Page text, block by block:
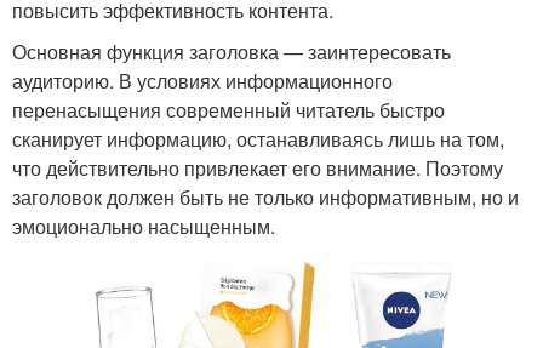
повысить эффективность контента.
Основная функция заголовка — заинтересовать
аудиторию. В условиях информационного
перенасыщения современный читатель быстро
сканирует информацию, останавливаясь лишь на том,
что действительно привлекает его внимание. Поэтому
заголовок должен быть не только информативным, но и
эмоционально насыщенным.